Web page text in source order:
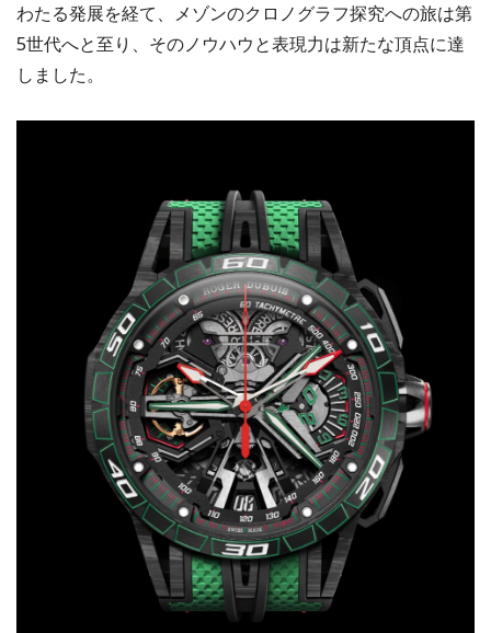
わたる発展を経て、メゾンのクロノグラフ探究への旅は第
5世代へと至り、そのノウハウと表現力は新たな頂点に達
しました。